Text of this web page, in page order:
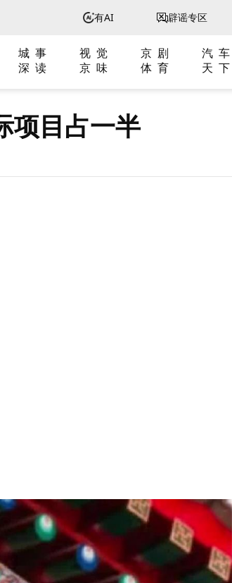
有AI 辟谣专区
城 事 视 觉 京 剧 汽 车
深 读 京 味 体 育 天 下
项目占一半